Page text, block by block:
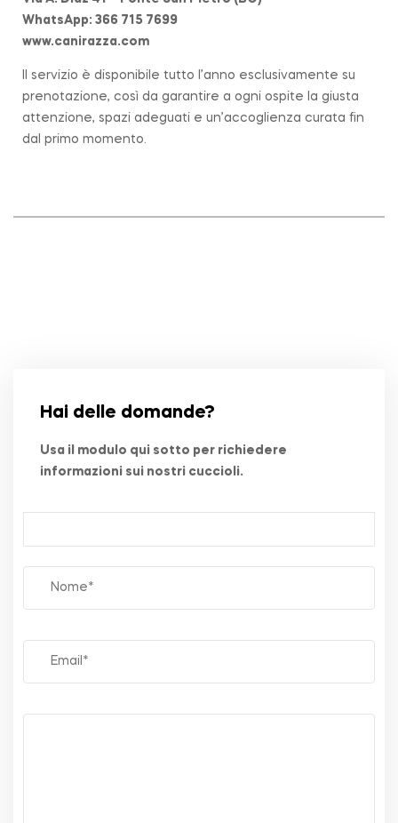
WhatsApp: 366 715 7699
www.canirazza.com
Il servizio è disponibile tutto l’anno esclusivamente su
prenotazione, così da garantire a ogni ospite la giusta
attenzione, spazi adeguati e un’accoglienza curata fin
dal primo momento.
Hai delle domande?
Usa il modulo qui sotto per richiedere
informazioni sui nostri cuccioli.